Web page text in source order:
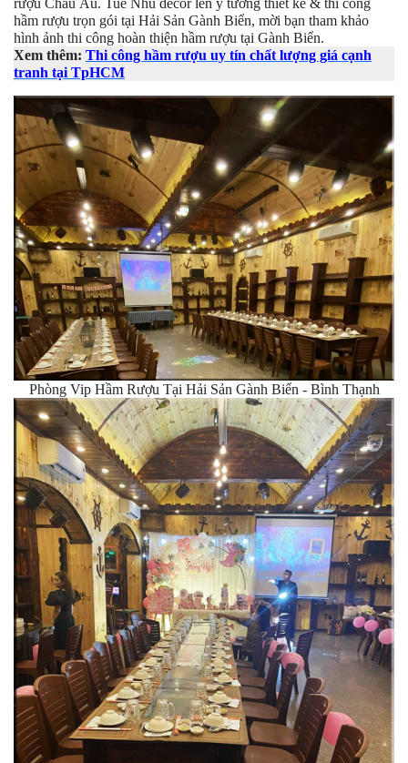
hầm rượu trọn gói tại Hải Sản Gành Biển, mời bạn tham khảo
hình ảnh thi công hoàn thiện hầm rượu tại Gành Biển.
Xem thêm: Thi công hầm rượu uy tín chất lượng giá cạnh
tranh tại TpHCM
Phòng Vip Hầm Rượu Tại Hải Sản Gành Biển - Bình Thạnh